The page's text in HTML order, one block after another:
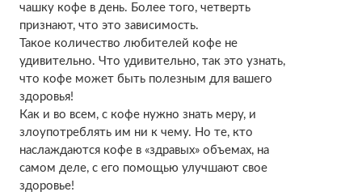
чашку кофе в день. Более того, четверть
признают, что это зависимость.
Такое количество любителей кофе не
удивительно. Что удивительно, так это узнать,
что кофе может быть полезным для вашего
здоровья!
Как и во всем, с кофе нужно знать меру, и
злоупотреблять им ни к чему. Но те, кто
наслаждаются кофе в «здравых» объемах, на
самом деле, с его помощью улучшают свое
здоровье!